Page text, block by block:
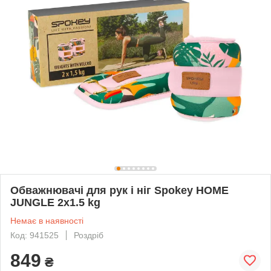
Обважнювачі для рук і ніг Spokey HOME
JUNGLE 2x1.5 kg
Немає в наявності
Код: 941525
Роздріб
849 ₴